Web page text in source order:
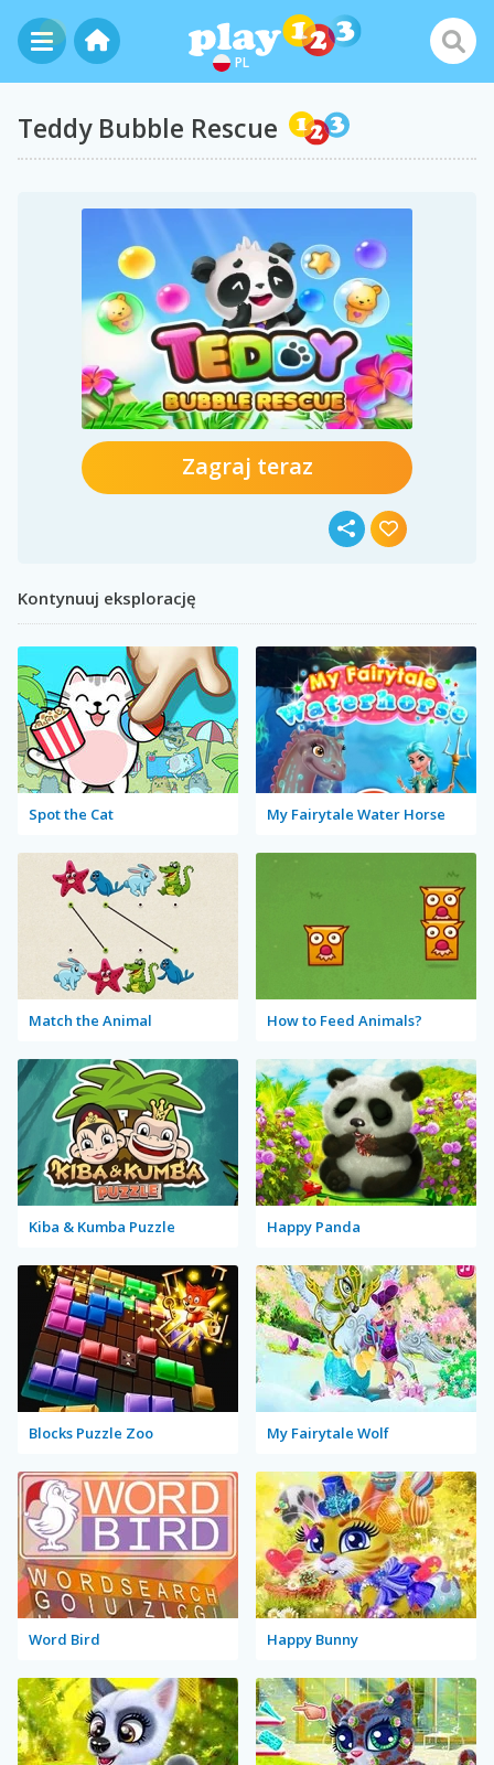
PL
Teddy Bubble Rescue
Zagraj teraz
Kontynuuj eksplorację
Spot the Cat My Fairytale Water Horse
Match the Animal How to Feed Animals?
Kiba & Kumba Puzzle Happy Panda
Blocks Puzzle Zoo My Fairytale Wolf
Word Bird Happy Bunny